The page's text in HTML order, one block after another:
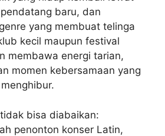
baru, dan
yang membuat telinga
kecil maupun festival
membawa energi tarian,
momen kebersamaan yang
bisa diabaikan:
penonton konser Latin,